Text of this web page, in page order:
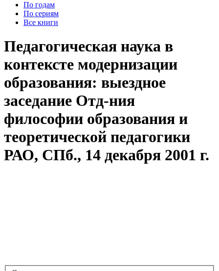
По годам
По сериям
Все книги
Педагогическая наука в
контексте модернизации
образования: выездное
заседание Отд-ния
философии образования и
теоретической педагогики
РАО, СПб., 14 декабря 2001 г.